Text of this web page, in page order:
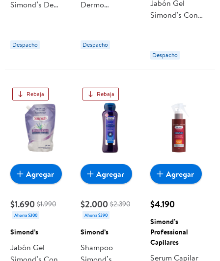
Simond’s De
Almendra
Botella
Despacho
Dermo
Doypack
Despacho
Jabón Gel
Simond’s Con
Despacho
Rebaja
$1.690 $1.990
Ahorra $300
Simond’s
Jabón Gel
Agregar
Rebaja
$2.000 $2.390
Ahorra $390
Simond’s
Shampoo
Agregar
$4.190
Simond’s
Professional
Capilares
Serum Capilar
Agregar